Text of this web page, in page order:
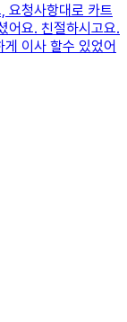
요청사항대로 카트
어요. 친절하시고요.
이사 할수 있었어